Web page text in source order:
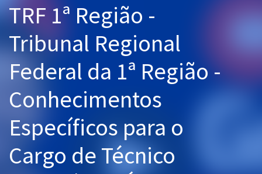
Cursos 20% OFF
Pós
Graduação
OAB
Questões grátis
TRF 1ª Região -
Tribunal Regional
Federal da 1ª Região -
Conhecimentos
Específicos para o
Cargo de Técnico